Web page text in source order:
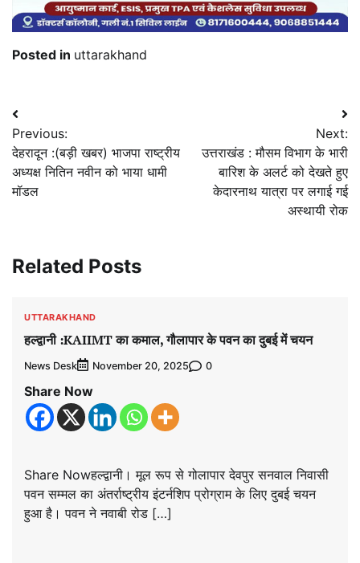
Posted in uttarakhand
Post
navigation
Previous:
देहरादून :(बड़ी खबर) भाजपा राष्ट्रीय
अध्यक्ष नितिन नवीन को भाया धामी
मॉडल
Next:
उत्तराखंड : मौसम विभाग के भारी
बारिश के अलर्ट को देखते हुए
केदारनाथ यात्रा पर लगाई गई
अस्थायी रोक
Related Posts
UTTARAKHAND
हल्द्वानी :KAIIMT का कमाल, गौलापार के पवन का दुबई में चयन
News Desk November 20, 2025 0
Share Now
Share Nowहल्द्वानी। मूल रूप से गोलापार देवपुर सनवाल निवासी
पवन सम्मल का अंतर्राष्ट्रीय इंटर्नशिप प्रोग्राम के लिए दुबई चयन
हुआ है। पवन ने नवाबी रोड […]